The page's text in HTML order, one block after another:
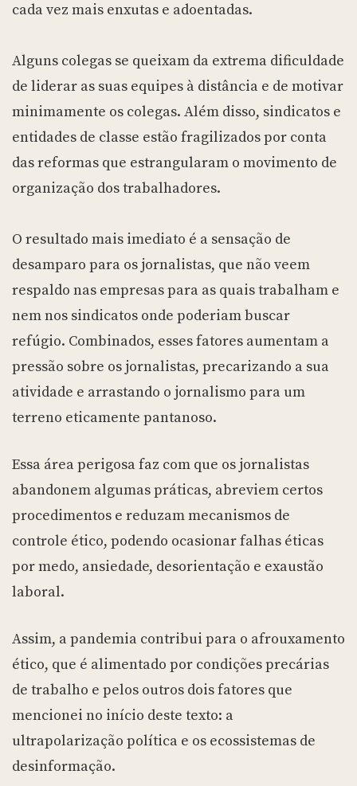
cada vez mais enxutas e adoentadas.
Alguns colegas se queixam da extrema dificuldade
de liderar as suas equipes à distância e de motivar
minimamente os colegas. Além disso, sindicatos e
entidades de classe estão fragilizados por conta
das reformas que estrangularam o movimento de
organização dos trabalhadores.
O resultado mais imediato é a sensação de
desamparo para os jornalistas, que não veem
respaldo nas empresas para as quais trabalham e
nem nos sindicatos onde poderiam buscar
refúgio. Combinados, esses fatores aumentam a
pressão sobre os jornalistas, precarizando a sua
atividade e arrastando o jornalismo para um
terreno eticamente pantanoso.
Essa área perigosa faz com que os jornalistas
abandonem algumas práticas, abreviem certos
procedimentos e reduzam mecanismos de
controle ético, podendo ocasionar falhas éticas
por medo, ansiedade, desorientação e exaustão
laboral.
Assim, a pandemia contribui para o afrouxamento
ético, que é alimentado por condições precárias
de trabalho e pelos outros dois fatores que
mencionei no início deste texto: a
ultrapolarização política e os ecossistemas de
desinformação.